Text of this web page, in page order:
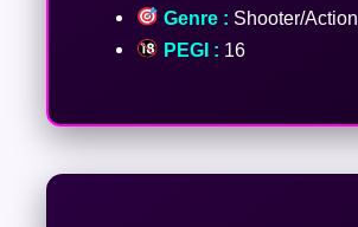
Genre : Shooter/Action
PEGI : 16